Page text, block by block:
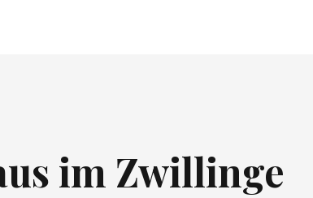
im Zwillinge